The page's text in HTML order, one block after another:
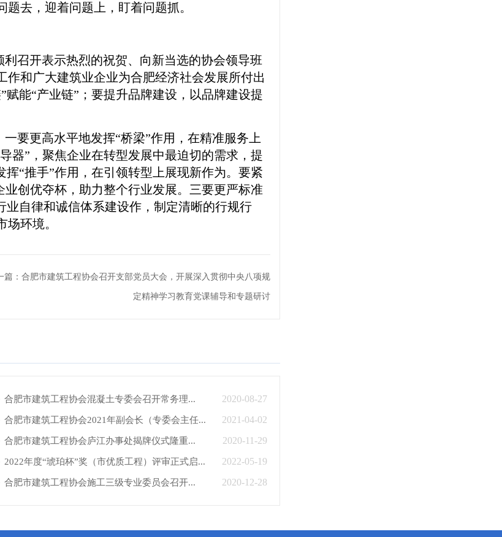
去，迎着问题上，盯着问题抓。
召开表示热烈的祝贺、向新当选的协会领导班
和广大建筑业企业为合肥经济社会发展所付出
能“产业链”；要提升品牌建设，以品牌建设提
要更高水平地发挥“桥梁”作用，在精准服务上
器”，聚焦企业在转型发展中最迫切的需求，提
“推手”作用，在引领转型上展现新作为。要紧
创优夺杯，助力整个行业发展。三要更严标准
自律和诚信体系建设作，制定清晰的行规行
环境。
篇： 合肥市建筑工程协会召开支部党员大会，开展深入贯彻中央八项规
定精神学习教育党课辅导和专题研讨
2020-08-27
合肥市建筑工程协会混凝土专委会召开常务理...
2021-04-02
合肥市建筑工程协会2021年副会长（专委会主任...
2020-11-29
合肥市建筑工程协会庐江办事处揭牌仪式隆重...
2022-05-19
2022年度“琥珀杯”奖（市优质工程）评审正式启...
2020-12-28
合肥市建筑工程协会施工三级专业委员会召开...